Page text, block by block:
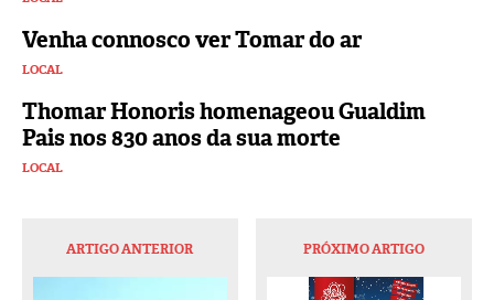
Venha connosco ver Tomar do ar
LOCAL
Thomar Honoris homenageou Gualdim
Pais nos 830 anos da sua morte
LOCAL
ARTIGO ANTERIOR PRÓXIMO ARTIGO